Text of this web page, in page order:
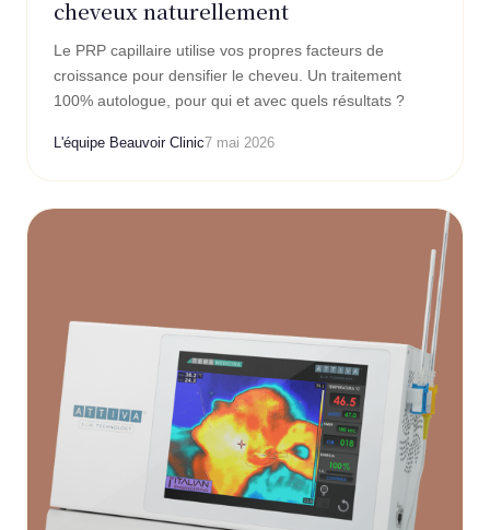
cheveux naturellement
Le PRP capillaire utilise vos propres facteurs de
croissance pour densifier le cheveu. Un traitement
100% autologue, pour qui et avec quels résultats ?
L'équipe Beauvoir Clinic7 mai 2026